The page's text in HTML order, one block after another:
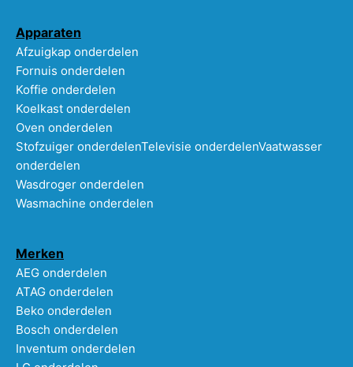
Apparaten
Afzuigkap onderdelen
Fornuis onderdelen
Koffie onderdelen
Koelkast onderdelen
Oven onderdelen
Stofzuiger onderdelenTelevisie onderdelenVaatwasser
onderdelen
Wasdroger onderdelen
Wasmachine onderdelen
Merken
AEG onderdelen
ATAG onderdelen
Beko onderdelen
Bosch onderdelen
Inventum onderdelen